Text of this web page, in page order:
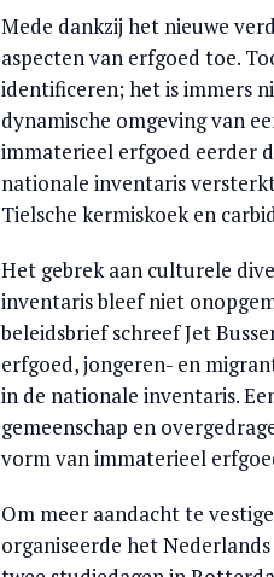
Mede dankzij het nieuwe
aspecten van erfgoed toe.
identificeren; het is immers
dynamische omgeving van
immaterieel erfgoed eerder
nationale inventaris
Tielsche kermiskoek en
Het gebrek aan culturele
inventaris bleef niet
beleidsbrief schreef Jet
erfgoed, jongeren- en
in de nationale inventaris.
gemeenschap en
vorm van immaterieel
Om meer aandacht te
organiseerde het